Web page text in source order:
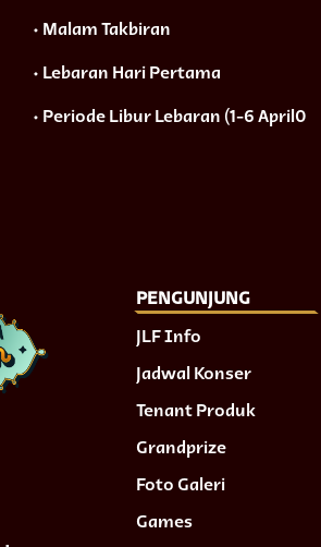
• Malam Takbiran
• Lebaran Hari Pertama
• Periode Libur Lebaran (1-6 April0
PENGUNJUNG
JLF Info
Jadwal Konser
Tenant Produk
Grandprize
Foto Galeri
Games